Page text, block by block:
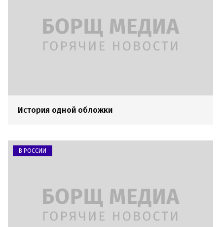
История одной обложки
В РОССИИ